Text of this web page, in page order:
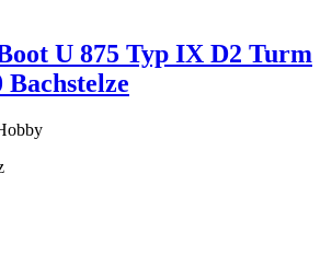
U 875 Typ IX D2 Turm